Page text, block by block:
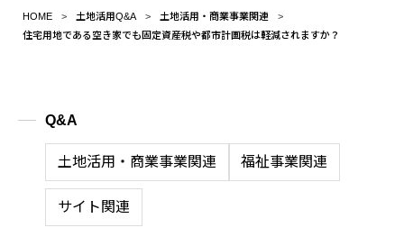
HOME 土地活用Q&A
土地活用・商業事業関連
住宅用地である空き家でも固定資産税や都市計画税は軽減されますか？
Q&A
土地活用・商業事業関連 福祉事業関連
サイト関連